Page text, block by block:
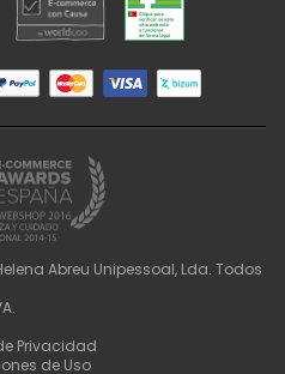
Abreu Unipessoal, Lda. Todos
Privacidad
de Uso